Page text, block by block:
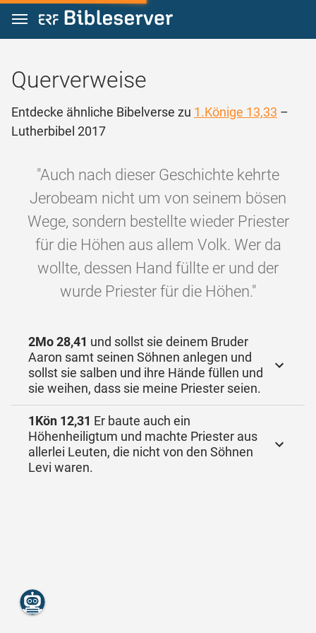
Zum Inhalt springen
Querverweise
Entdecke ähnliche Bibelverse zu 1.Könige 13,33 –
Lutherbibel 2017
"Auch nach dieser Geschichte kehrte
Jerobeam nicht um von seinem bösen
Wege, sondern bestellte wieder Priester
für die Höhen aus allem Volk. Wer da
wollte, dessen Hand füllte er und der
wurde Priester für die Höhen."
2Mo 28,41 und sollst sie deinem Bruder
Aaron samt seinen Söhnen anlegen und
sollst sie salben und ihre Hände füllen und
sie weihen, dass sie meine Priester seien.
1Kön 12,31 Er baute auch ein
Höhenheiligtum und machte Priester aus
allerlei Leuten, die nicht von den Söhnen
Levi waren.